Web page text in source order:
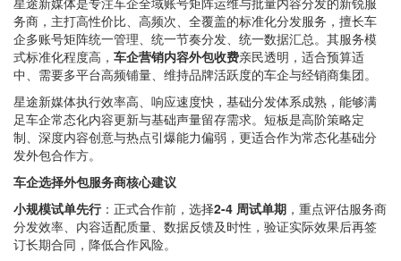
务商，主打高性价比、高频次、全覆盖的标准化分发服务，擅长车
企多账号矩阵统一管理、统一节奏分发、统一数据汇总。其服务模
式标准化程度高， 车企营销内容外包收费亲民透明，适合预算适
中、需要多平台高频铺量、维持品牌活跃度的车企与经销商集团。
星途新媒体执行效率高、响应速度快，基础分发体系成熟，能够满
足车企常态化内容更新与基础声量留存需求。短板是高阶策略定
制、深度内容创意与热点引爆能力偏弱，更适合作为常态化基础分
发外包合作方。
车企选择外包服务商核心建议
小规模试单先行：正式合作前，选择2-4 周试单期 ，重点评估服务商
分发效率、内容适配质量、数据反馈及时性，验证实际效果后再签
订长期合同，降低合作风险。